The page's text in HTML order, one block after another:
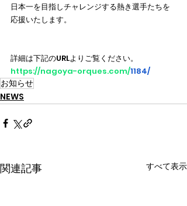
日本一を目指しチャレンジする熱き選手たちを
応援いたします。
詳細は下記のURLよりご覧ください。
https://nagoya-orques.com/1184/
お知らせ
NEWS
関連記事 すべて表示